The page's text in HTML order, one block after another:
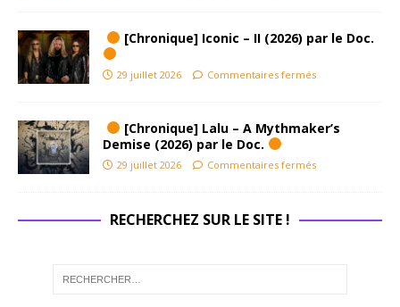
[Chronique] Iconic – II (2026) par le Doc.
29 juillet 2026 Commentaires fermés
[Chronique] Lalu – A Mythmaker’s
Demise (2026) par le Doc.
29 juillet 2026 Commentaires fermés
RECHERCHEZ SUR LE SITE !